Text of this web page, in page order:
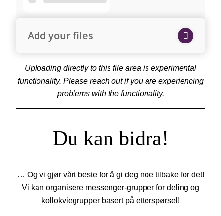
Add your files
Uploading directly to this file area is experimental
functionality. Please reach out if you are experiencing
problems with the functionality.
Du kan bidra!
… Og vi gjør vårt beste for å gi deg noe tilbake for det!
Vi kan organisere messenger-grupper for deling og
kollokviegrupper basert på etterspørsel!